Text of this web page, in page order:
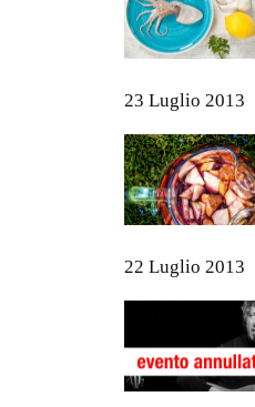
23 Luglio 2013
22 Luglio 2013